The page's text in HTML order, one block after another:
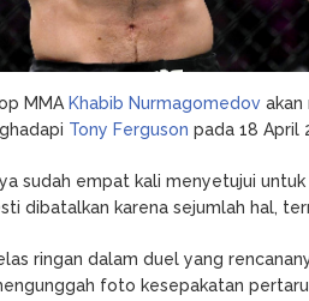
MMA Khabib Nurmagomedov akan
Tony Ferguson pada 18 April
sudah empat kali menyetujui
dibatalkan karena sejumlah hal,
ringan dalam duel yang
foto kesepakatan